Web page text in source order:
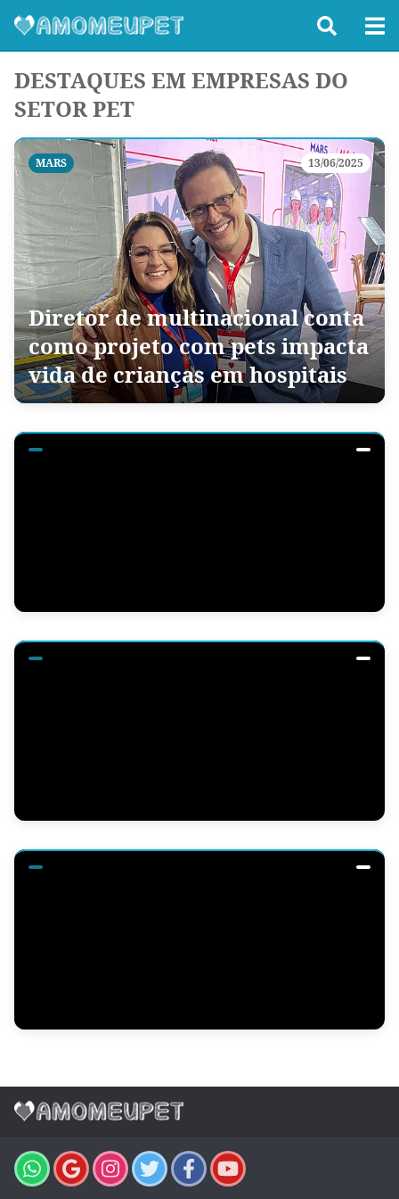
DESTAQUES EM EMPRESAS DO
SETOR PET
MARS 13/06/2025
Diretor de multinacional conta
como projeto com pets impacta
vida de crianças em hospitais